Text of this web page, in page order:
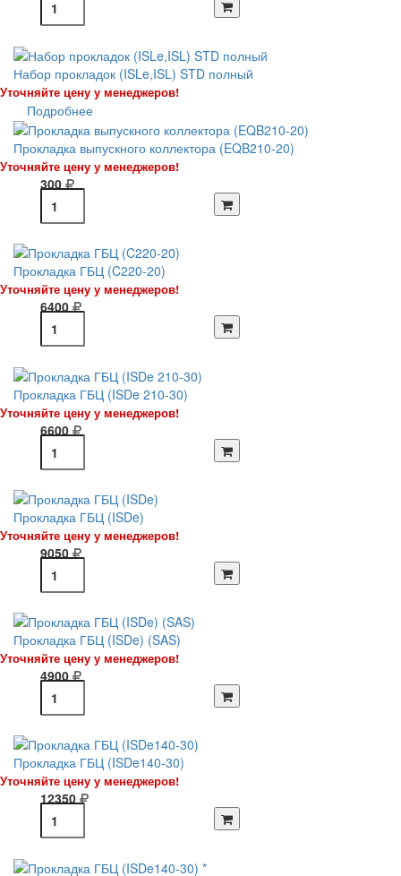
Набор прокладок (ISLe,ISL) STD полный
Уточняйте цену у менеджеров!
Подробнее
Прокладка выпускного коллектора (EQB210-20)
Уточняйте цену у менеджеров!
300
Прокладка ГБЦ (C220-20)
Уточняйте цену у менеджеров!
6400
Прокладка ГБЦ (ISDe 210-30)
Уточняйте цену у менеджеров!
6600
Прокладка ГБЦ (ISDe)
Уточняйте цену у менеджеров!
9050
Прокладка ГБЦ (ISDe) (SAS)
Уточняйте цену у менеджеров!
4900
Прокладка ГБЦ (ISDe140-30)
Уточняйте цену у менеджеров!
12350